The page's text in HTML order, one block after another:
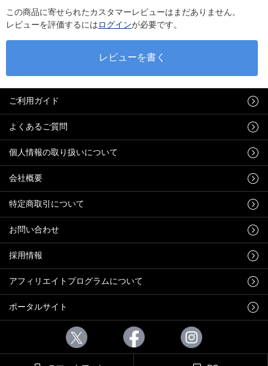
この商品に寄せられたカスタマーレビューはまだありません。
レビューを評価するにはログインが必要です。
ご利用ガイド
よくあるご質問
個人情報の取り扱いについて
会社概要
特定商取引について
お問い合わせ
採用情報
アフィリエイトプログラムについて
ポータルサイト